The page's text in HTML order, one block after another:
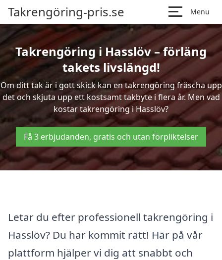
Takrengöring-pris.se Menu
Takrengöring i Hasslöv – förläng
takets livslängd!
Om ditt tak är i gott skick kan en takrengöring fräscha upp
det och skjuta upp ett kostsamt takbyte i flera år. Men vad
kostar takrengöring i Hasslöv?
Få 3 erbjudanden, gratis och utan förpliktelser
Letar du efter professionell takrengöring i
Hasslöv? Du har kommit rätt! Här på vår
plattform hjälper vi dig att snabbt och